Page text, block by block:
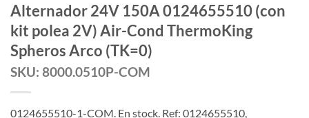
Alternador 24V 150A 0124655510 (con
kit polea 2V) Air-Cond ThermoKing
Spheros Arco (TK=0)
SKU: 8000.0510P-COM
0124655510-1-COM. En stock. Ref: 0124655510,